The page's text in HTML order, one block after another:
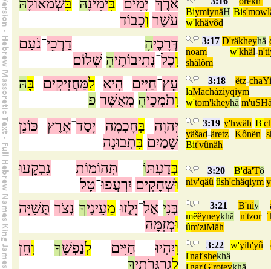
אֹרֶךְ יָמִים בִּימִינָהּ בִּשְׂמֹאולָהּ
עֹשֶׁר וְכָבוֹד
BiymiynäH Bi
w'khävôd
דְּרָכֶיהָ דַרְכֵי־נֹעַם
וְכָל־נְתִיבוֹתֶיהָ שָׁלוֹם
3:17 D'räkheyhä
noam
w'khäl-
shälôm
עֵץ־חַיִּים הִיא לַמַּחֲזִיקִים בָּהּ
וְתֹמְכֶיהָ מְאֻשָּׁר פ
3:18 ëtz-
laMacháziyqiym
w'tom'kheyhä
יְהוָה בְּחָכְמָה יָסַד־אָרֶץ
כּוֹנֵן
שָׁמַיִם בִּתְבוּנָה
3:19 y'hwäh B'
yäšad-äretz Kônën
Bit'vûnäh
בְּדַעְתּוֹ תְּהוֹמוֹת
נִבְקָעוּ
וּשְׁחָקִים יִרְעֲפוּ־טָל
3:20 B'da'Tô
niv'qäû ûsh'chäqiym
בְּנִי אַל־יָלֻזוּ מֵעֵינֶיךָ נְצֹר תֻּשִׁיָּה
וּמְזִמָּה
3:21 B'niy
mëëyneykhä n'tzor
ûm'ziMäh
וְיִהְיוּ חַיִּים לְנַפְשֶׁךָ וְחֵן
לְגַרְגְּרֹתֶיךָ
3:22 w'yih'yû
l'naf'shekhä